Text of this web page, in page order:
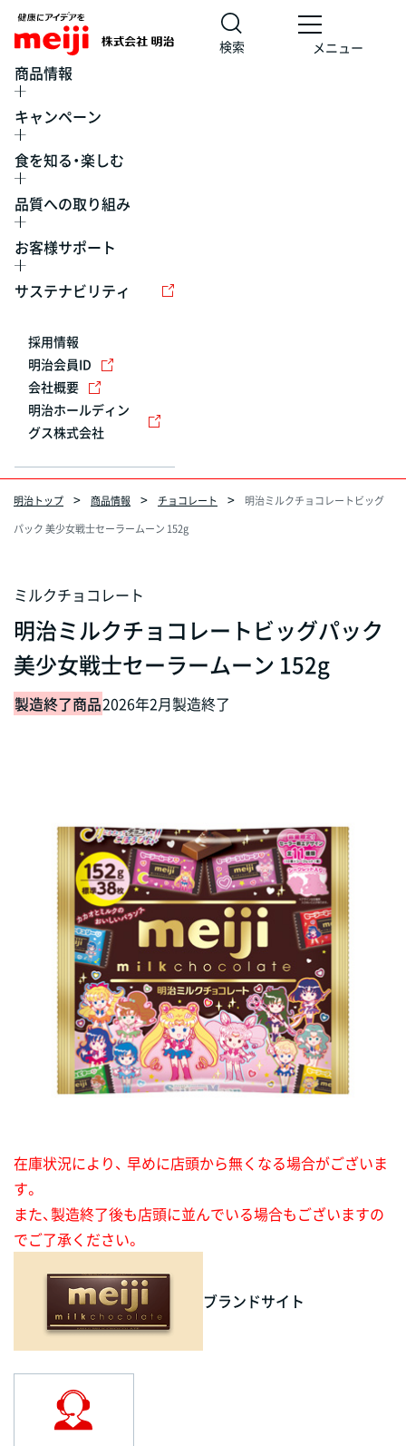
検索 メニュー
商品情報
キャンペーン
食を知る・楽しむ
品質への取り組み
お客様サポート
サステナビリティ
採用情報
明治会員ID
会社概要
明治ホールディン
グス株式会社
明治トップ 商品情報 チョコレート
明治ミルクチョコレートビッグ
パック 美少女戦士セーラームーン 152g
ミルクチョコレート
明治ミルクチョコレートビッグパック
美少女戦士セーラームーン 152g
製造終了商品2026年2月製造終了
在庫状況により、 早めに店頭から無くなる場合がございま
す。
また、製造終了後も店頭に並んでいる場合もございますの
でご了承ください。
ブランドサイト